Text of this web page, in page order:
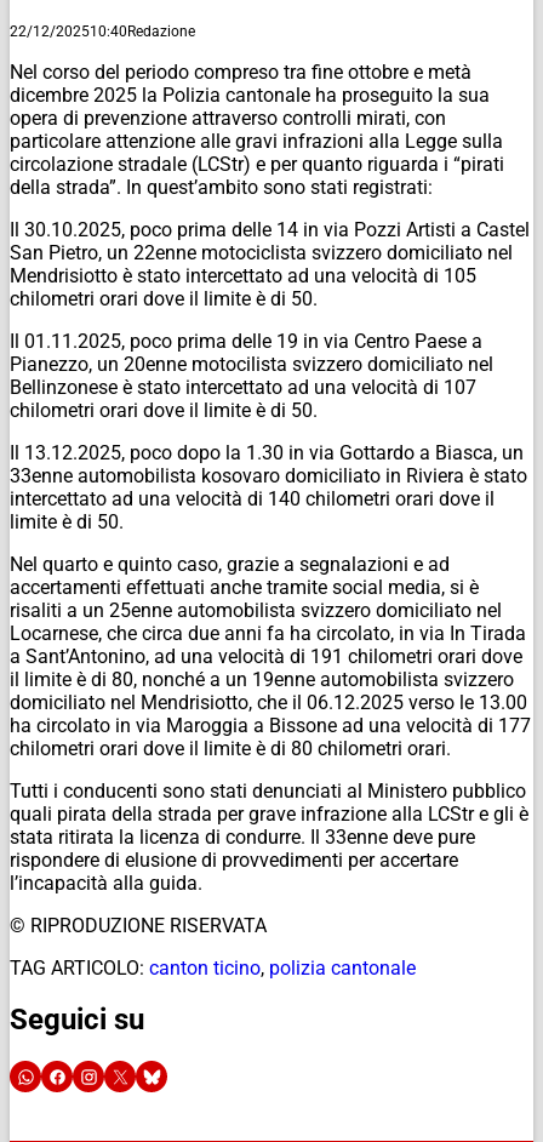
22/12/202510:40Redazione
Nel corso del periodo compreso tra fine ottobre e metà
dicembre 2025 la Polizia cantonale ha proseguito la sua
opera di prevenzione attraverso controlli mirati, con
particolare attenzione alle gravi infrazioni alla Legge sulla
circolazione stradale (LCStr) e per quanto riguarda i “pirati
della strada”. In quest’ambito sono stati registrati:
Il 30.10.2025, poco prima delle 14 in via Pozzi Artisti a Castel
San Pietro, un 22enne motociclista svizzero domiciliato nel
Mendrisiotto è stato intercettato ad una velocità di 105
chilometri orari dove il limite è di 50.
Il 01.11.2025, poco prima delle 19 in via Centro Paese a
Pianezzo, un 20enne motocilista svizzero domiciliato nel
Bellinzonese è stato intercettato ad una velocità di 107
chilometri orari dove il limite è di 50.
Il 13.12.2025, poco dopo la 1.30 in via Gottardo a Biasca, un
33enne automobilista kosovaro domiciliato in Riviera è stato
intercettato ad una velocità di 140 chilometri orari dove il
limite è di 50.
Nel quarto e quinto caso, grazie a segnalazioni e ad
accertamenti effettuati anche tramite social media, si è
risaliti a un 25enne automobilista svizzero domiciliato nel
Locarnese, che circa due anni fa ha circolato, in via In Tirada
a Sant’Antonino, ad una velocità di 191 chilometri orari dove
il limite è di 80, nonché a un 19enne automobilista svizzero
domiciliato nel Mendrisiotto, che il 06.12.2025 verso le 13.00
ha circolato in via Maroggia a Bissone ad una velocità di 177
chilometri orari dove il limite è di 80 chilometri orari.
Tutti i conducenti sono stati denunciati al Ministero pubblico
quali pirata della strada per grave infrazione alla LCStr e gli è
stata ritirata la licenza di condurre. Il 33enne deve pure
rispondere di elusione di provvedimenti per accertare
l’incapacità alla guida.
© RIPRODUZIONE RISERVATA
TAG ARTICOLO: canton ticino, polizia cantonale
Seguici su